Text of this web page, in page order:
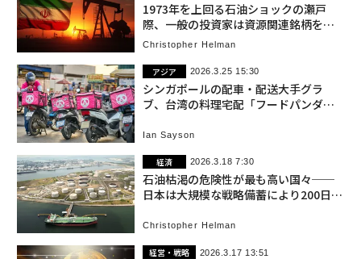
1973年を上回る石油ショックの瀬戸
際、一般の投資家は資源関連銘柄を検
討すべきだ
Christopher Helman
アジア 2026.3.25 15:30
シンガポールの配車・配送大手グラ
ブ、台湾の料理宅配「フードパンダ」
Ian Sayson
経済 2026.3.18 7:30
石油枯渇の危険性が最も高い国々──
日本は大規模な戦略備蓄により200日程
Christopher Helman
経営・戦略 2026.3.17 13:51